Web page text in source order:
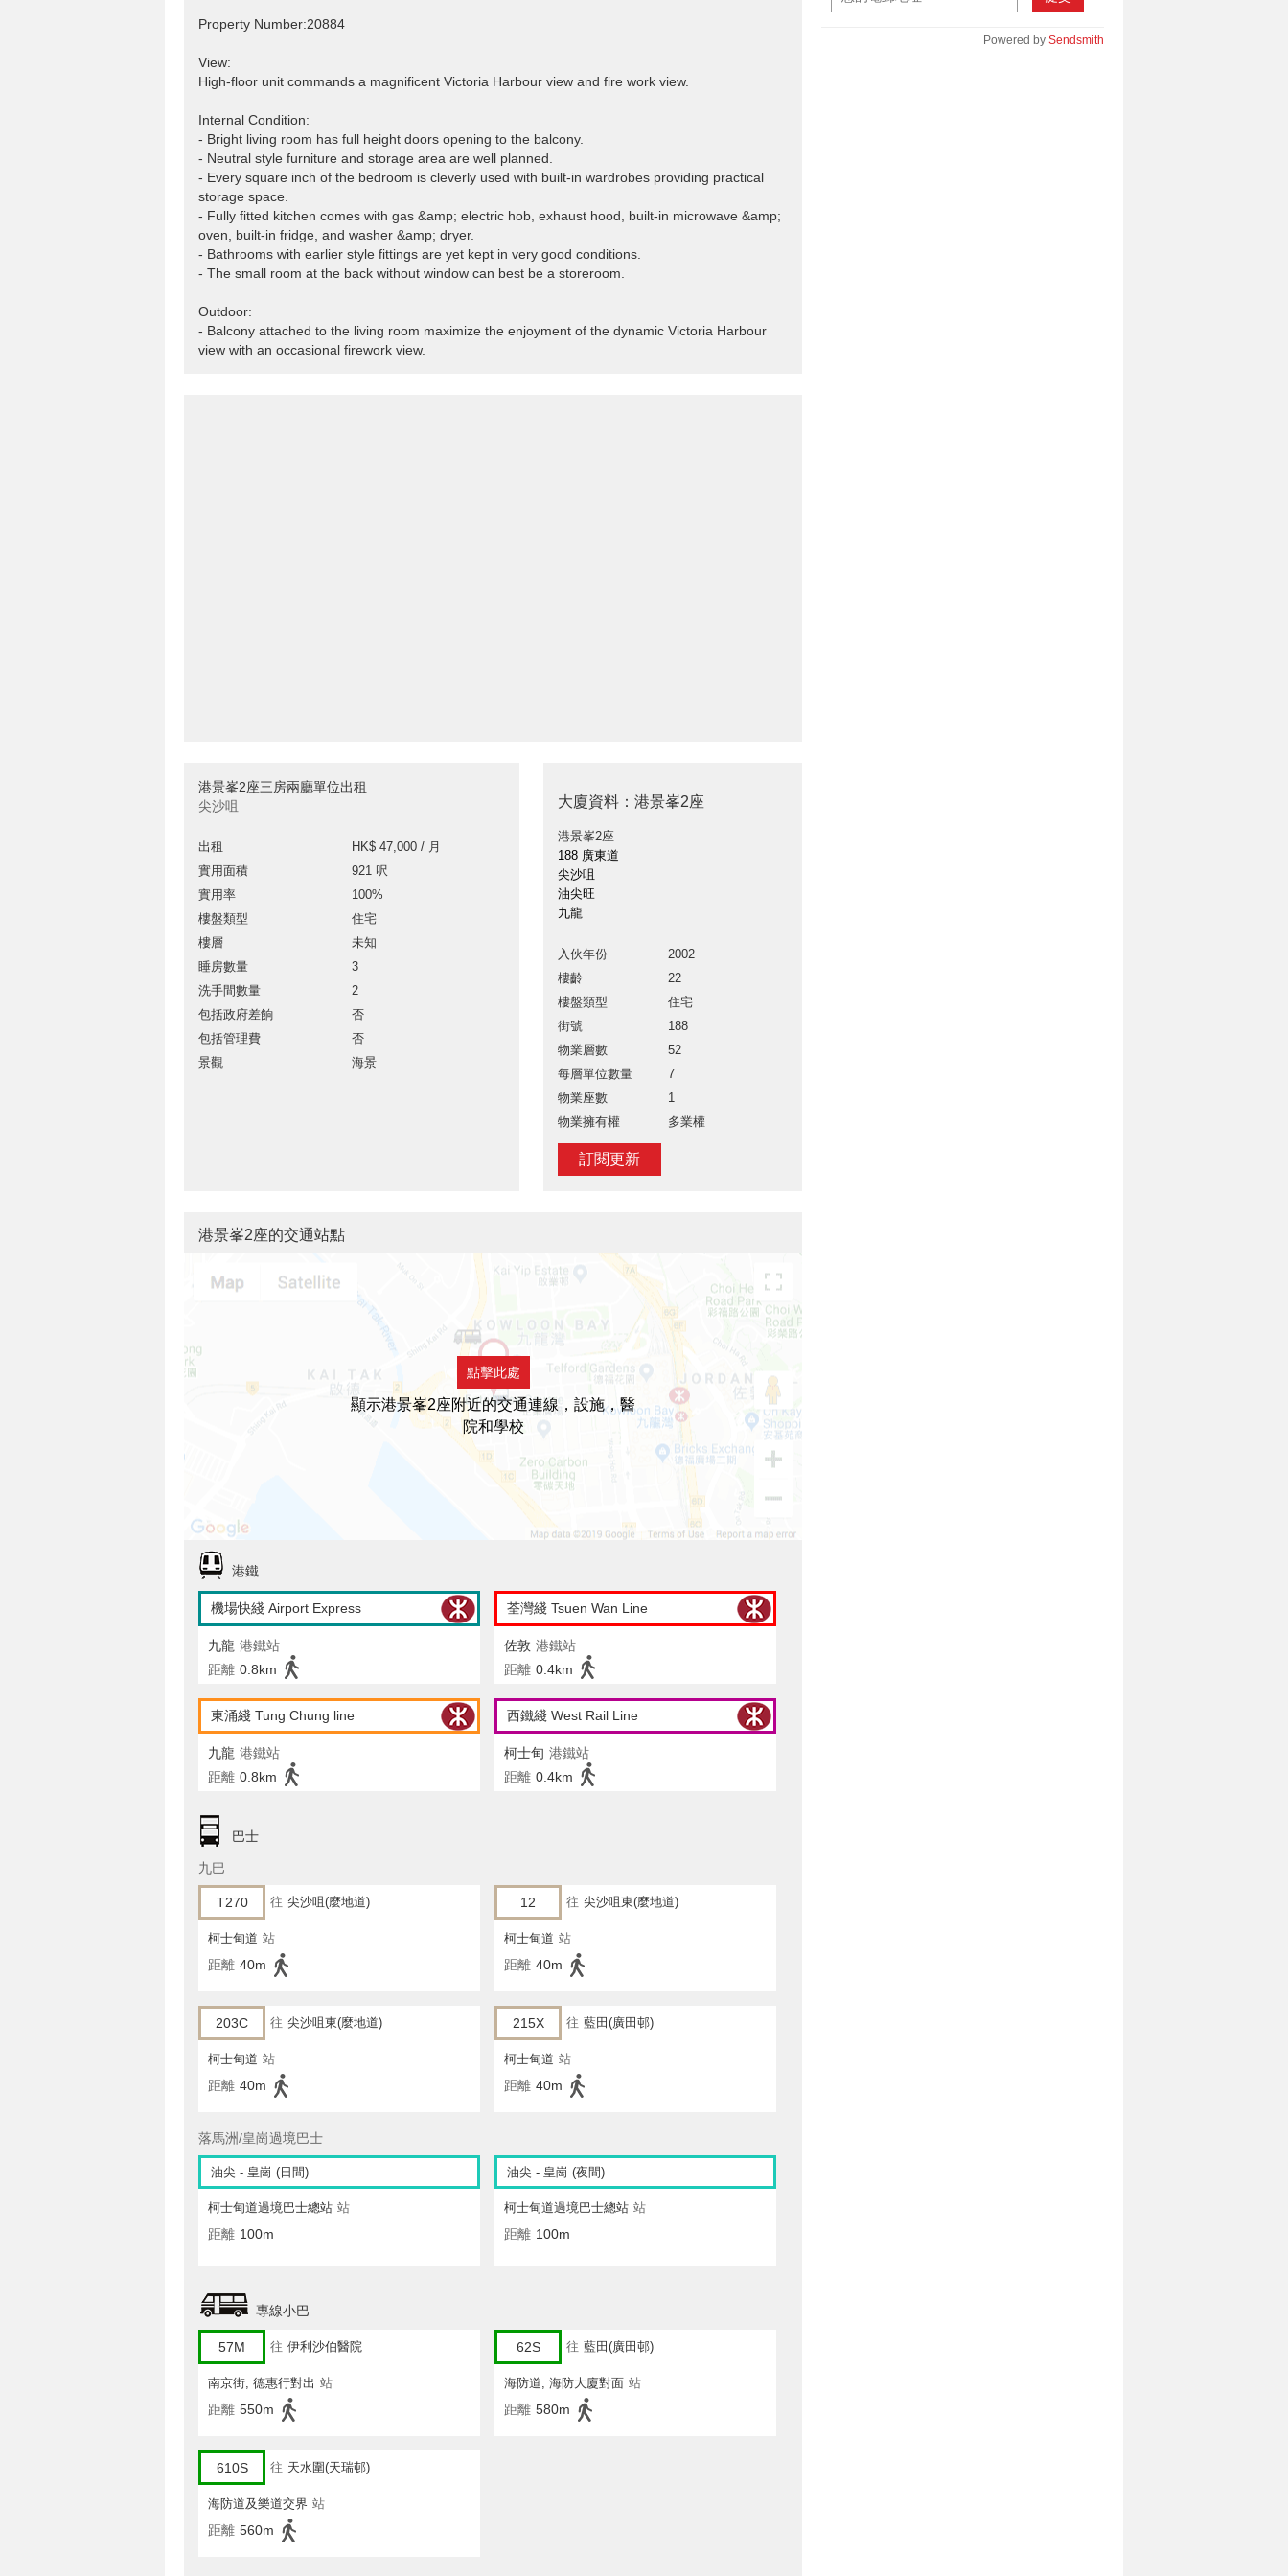
Property Number:20884
View:
High-floor unit commands a magnificent Victoria Harbour view and fire work view.
Internal Condition:
- Bright living room has full height doors opening to the balcony.
- Neutral style furniture and storage area are well planned.
- Every square inch of the bedroom is cleverly used with built-in wardrobes providing practical
storage space.
- Fully fitted kitchen comes with gas &amp; electric hob, exhaust hood, built-in microwave &amp;
oven, built-in fridge, and washer &amp; dryer.
- Bathrooms with earlier style fittings are yet kept in very good conditions.
- The small room at the back without window can best be a storeroom.
Outdoor:
- Balcony attached to the living room maximize the enjoyment of the dynamic Victoria Harbour
view with an occasional firework view.
港景峯2座三房兩廳單位出租
尖沙咀
出租
HK$ 47,000 / 月
實用面積
921 呎
實用率
100%
樓盤類型
住宅
樓層
未知
睡房數量
3
洗手間數量
2
包括政府差餉
否
包括管理費
否
景觀
海景
大廈資料：港景峯2座
港景峯2座
188 廣東道
尖沙咀
油尖旺
九龍
入伙年份
2002
樓齡
22
樓盤類型
住宅
街號
188
物業層數
52
每層單位數量
7
物業座數
1
物業擁有權
多業權
訂閱更新
Powered by Sendsmith
港景峯2座的交通站點
點擊此處
顯示港景峯2座附近的交通連線，設施，醫
院和學校
港鐵
機場快綫 Airport Express
九龍 港鐵站
距離 0.8km
荃灣綫 Tsuen Wan Line
佐敦 港鐵站
距離 0.4km
東涌綫 Tung Chung line
九龍 港鐵站
距離 0.8km
西鐵綫 West Rail Line
柯士甸 港鐵站
距離 0.4km
巴士
九巴
T270 往 尖沙咀(麼地道)
柯士甸道 站
距離 40m
12 往 尖沙咀東(麼地道)
柯士甸道 站
距離 40m
203C 往 尖沙咀東(麼地道)
柯士甸道 站
距離 40m
215X 往 藍田(廣田邨)
柯士甸道 站
距離 40m
落馬洲/皇崗過境巴士
油尖 - 皇崗 (日間)
柯士甸道過境巴士總站 站
距離 100m
油尖 - 皇崗 (夜間)
柯士甸道過境巴士總站 站
距離 100m
專線小巴
57M 往 伊利沙伯醫院
南京街, 德惠行對出 站
距離 550m
62S 往 藍田(廣田邨)
海防道, 海防大廈對面 站
距離 580m
610S 往 天水圍(天瑞邨)
海防道及樂道交界 站
距離 560m